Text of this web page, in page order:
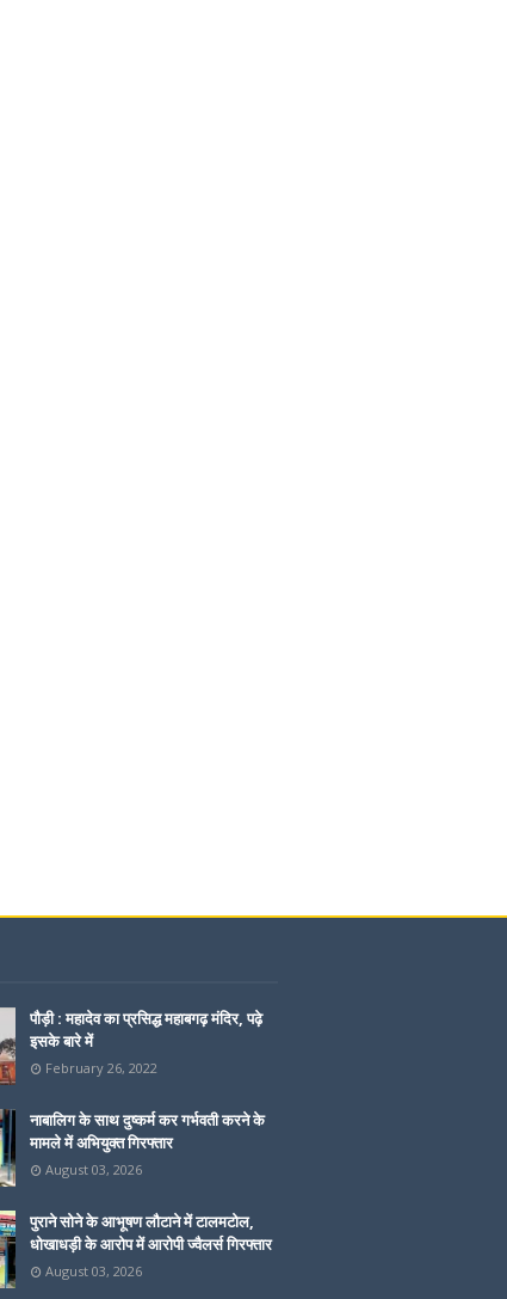
पौड़ी : महादेव का प्रसिद्ध महाबगढ़ मंदिर, पढ़े
इसके बारे में
February 26, 2022
नाबालिग के साथ दुष्कर्म कर गर्भवती करने के
मामले में अभियुक्त गिरफ्तार
August 03, 2026
पुराने सोने के आभूषण लौटाने में टालमटोल,
धोखाधड़ी के आरोप में आरोपी ज्वैलर्स गिरफ्तार
August 03, 2026